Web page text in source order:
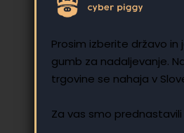
Prosim izberite državo in
gumb za nadaljevanje.
trgovine se nahaja v
Za vas smo prednastavili